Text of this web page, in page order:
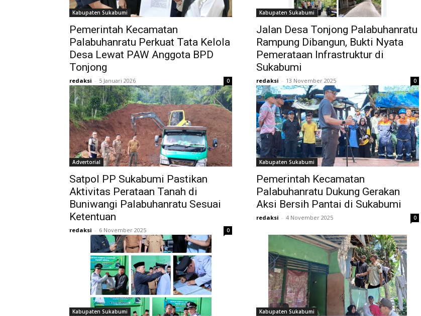
Kabupaten Sukabumi
Pemerintah Kecamatan
Palabuhanratu Perkuat Tata Kelola
Desa Lewat PAW Anggota BPD
Tonjong
redaksi - 5 Januari 2026 0
Kabupaten Sukabumi
Jalan Desa Tonjong Palabuhanratu
Rampung Dibangun, Bukti Nyata
Pemerataan Infrastruktur di
Sukabumi
redaksi - 13 November 2025 0
Advertorial
Satpol PP Sukabumi Pastikan
Aktivitas Perataan Tanah di
Buniwangi Palabuhanratu Sesuai
Ketentuan
redaksi - 6 November 2025 0
Kabupaten Sukabumi
Pemerintah Kecamatan
Palabuhanratu Dukung Gerakan
Aksi Bersih Pantai di Sukabumi
redaksi - 4 November 2025 0
Kabupaten Sukabumi Kabupaten Sukabumi